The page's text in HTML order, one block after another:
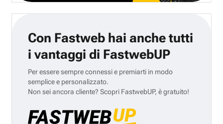
Con Fastweb hai anche tutti
i vantaggi di FastwebUP
Per essere sempre connessi e premiarti in modo
semplice e personalizzato.
Non sei ancora cliente? Scopri FastwebUP, è gratuito!